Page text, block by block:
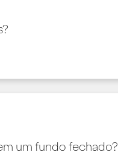
um fundo fechado?